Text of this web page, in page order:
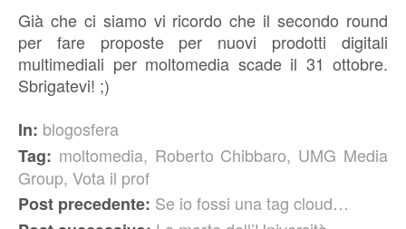
Già che ci siamo vi ricordo che il secondo round
per fare proposte per nuovi prodotti digitali
multimediali per moltomedia scade il 31 ottobre.
Sbrigatevi! ;)
In: blogosfera
Tag: moltomedia, Roberto Chibbaro, UMG Media
Group, Vota il prof
Post precedente: Se io fossi una tag cloud…